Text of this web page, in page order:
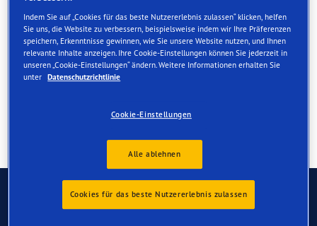
Dienste online und vor Ort verfügbar
Kontakt Serviceleistungen
Kontaktieren Sie uns
Indem Sie auf „Cookies für das beste Nutzererlebnis zulassen“ klicken, helfen
Sie uns, die Website zu verbessern, beispielsweise indem wir Ihre Präferenzen
speichern, Erkenntnisse gewinnen, wie Sie unsere Website nutzen, und Ihnen
relevante Inhalte anzeigen. Ihre Cookie-Einstellungen können Sie jederzeit in
unseren „Cookie-Einstellungen“ ändern. Weitere Informationen erhalten Sie
unter Datenschutzrichtlinie
Cookie-Einstellungen
Alle ablehnen
Cookies für das beste Nutzererlebnis zulassen